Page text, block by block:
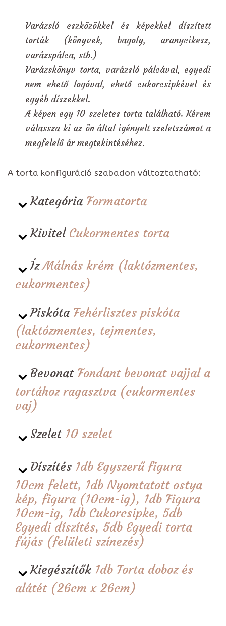
Varázsló eszközökkel és képekkel díszített
torták (könyvek, bagoly, aranycikesz,
varázspálca, stb.)
Varázskönyv torta, varázsló pálcával, egyedi
nem ehető logóval, ehető cukorcsipkével és
egyéb díszekkel.
A képen egy 10 szeletes torta található. Kérem
válassza ki az ön által igényelt szeletszámot a
megfelelő ár megtekintéséhez.
A torta konfiguráció szabadon változtatható:
Kategória Formatorta
Kivitel Cukormentes torta
ÍzMálnás krém (laktózmentes,
cukormentes)
Piskóta Fehérlisztes piskóta
(laktózmentes, tejmentes,
cukormentes)
Bevonat Fondant bevonat vajjal a
tortához ragasztva (cukormentes
vaj)
Szelet 10 szelet
Díszítés 1db Egyszerű figura
10cm felett, 1db Nyomtatott ostya
kép, figura (10cm-ig), 1db Figura
10cm-ig, 1db Cukorcsipke, 5db
Egyedi díszítés, 5db Egyedi torta
fújás (felületi színezés)
Kiegészítők 1db Torta doboz és
alátét (26cm x 26cm)